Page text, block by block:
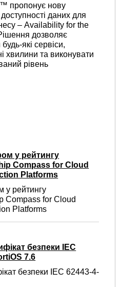
пропонує нову
даних для
– Availability for the
дозволяє
які сервіси,
хвилини та виконувати
рівень
у рейтингу
Compass for Cloud
Platforms
у рейтингу
Compass for Cloud
Platforms
безпеки IEC
7.6
безпеки IEC 62443-4-